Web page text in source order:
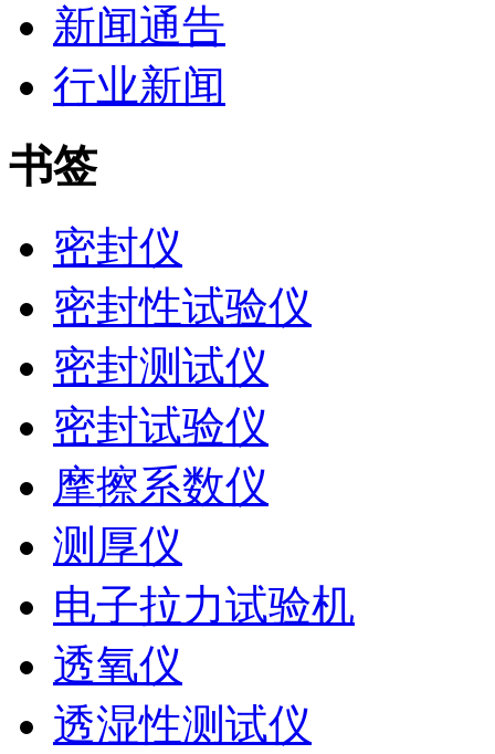
新闻通告
行业新闻
书签
密封仪
密封性试验仪
密封测试仪
密封试验仪
摩擦系数仪
测厚仪
电子拉力试验机
透氧仪
透湿性测试仪